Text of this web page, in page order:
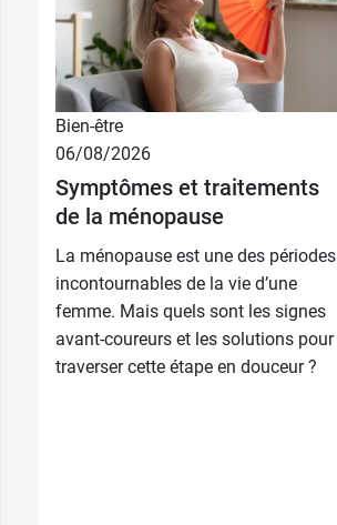
Bien-être
06/08/2026
Symptômes et traitements
de la ménopause
La ménopause est une des périodes
incontournables de la vie d’une
femme. Mais quels sont les signes
avant-coureurs et les solutions pour
traverser cette étape en douceur ?